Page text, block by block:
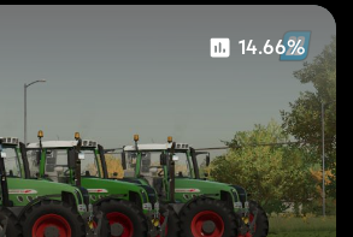
14.66%